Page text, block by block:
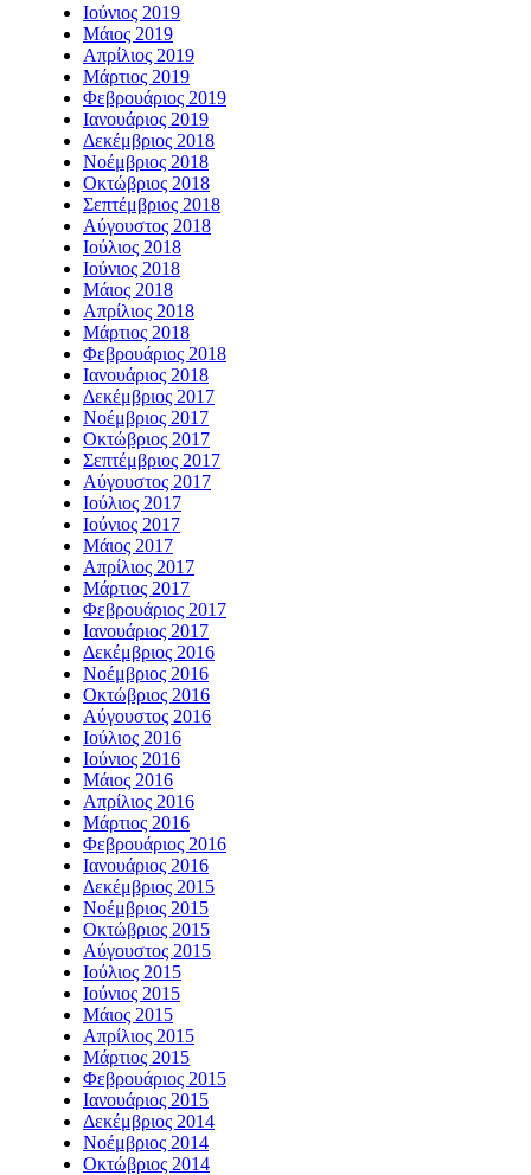
Ιούνιος 2019
Μάιος 2019
Απρίλιος 2019
Μάρτιος 2019
Φεβρουάριος 2019
Ιανουάριος 2019
Δεκέμβριος 2018
Νοέμβριος 2018
Οκτώβριος 2018
Σεπτέμβριος 2018
Αύγουστος 2018
Ιούλιος 2018
Ιούνιος 2018
Μάιος 2018
Απρίλιος 2018
Μάρτιος 2018
Φεβρουάριος 2018
Ιανουάριος 2018
Δεκέμβριος 2017
Νοέμβριος 2017
Οκτώβριος 2017
Σεπτέμβριος 2017
Αύγουστος 2017
Ιούλιος 2017
Ιούνιος 2017
Μάιος 2017
Απρίλιος 2017
Μάρτιος 2017
Φεβρουάριος 2017
Ιανουάριος 2017
Δεκέμβριος 2016
Νοέμβριος 2016
Οκτώβριος 2016
Αύγουστος 2016
Ιούλιος 2016
Ιούνιος 2016
Μάιος 2016
Απρίλιος 2016
Μάρτιος 2016
Φεβρουάριος 2016
Ιανουάριος 2016
Δεκέμβριος 2015
Νοέμβριος 2015
Οκτώβριος 2015
Αύγουστος 2015
Ιούλιος 2015
Ιούνιος 2015
Μάιος 2015
Απρίλιος 2015
Μάρτιος 2015
Φεβρουάριος 2015
Ιανουάριος 2015
Δεκέμβριος 2014
Νοέμβριος 2014
Οκτώβριος 2014